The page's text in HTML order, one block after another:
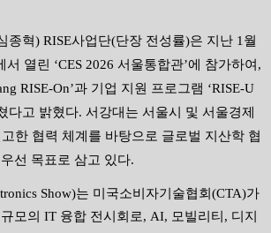
종혁) RISE사업단(단장 전성률)은 지난 1월
서 열린 ‘CES 2026 서울통합관’에 참가하여 ,
RISE-On’과 기업 지원 프로그램 ‘RISE-U
다고 밝혔다. 서강대는 서울시 및 서울경제
한 협력 체계를 바탕으로 글로벌 지산학 협
선 목표로 삼고 있다.
Show)는 미국소비자기술협회 (CTA)가
모의 IT 융합 전시회로, AI, 모빌리티 , 디지